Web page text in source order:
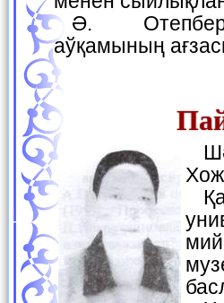
Ә. Отепбергенов1993-жылдан Жазыўшылар
аўқамының
Шәригүл Пайзуллаева 1962-жылы
Қарақалпак мәмлекетлик